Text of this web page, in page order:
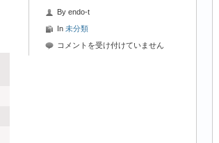
By endo-t
In 未分類
2023
コメントを受け付けていません